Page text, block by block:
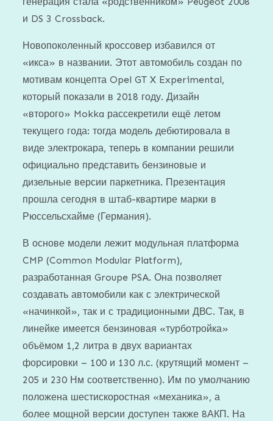
и DS 3 Crossback.
Новопоколенный кроссовер избавился от
«икса» в названии. Этот автомобиль создан по
мотивам концепта Opel GT X Experimental,
который показали в 2018 году. Дизайн
«второго» Mokka рассекретили ещё летом
текущего года: тогда модель дебютировала в
виде электрокара, теперь в компании решили
официально представить бензиновые и
дизельные версии паркетника. Презентация
прошла сегодня в штаб-квартире марки в
Рюссельсхайме (Германия).
В основе модели лежит модульная платформа
CMP (Common Modular Platform),
разработанная Groupe PSA. Она позволяет
создавать автомобили как с электрической
«начинкой», так и с традиционными ДВС. Так, в
линейке имеется бензиновая «турботройка»
объёмом 1,2 литра в двух вариантах
форсировки – 100 и 130 л.с. (крутящий момент –
205 и 230 Нм соответственно). Им по умолчанию
положена шестискоростная «механика», а
более мощной версии доступен также 8АКП. На